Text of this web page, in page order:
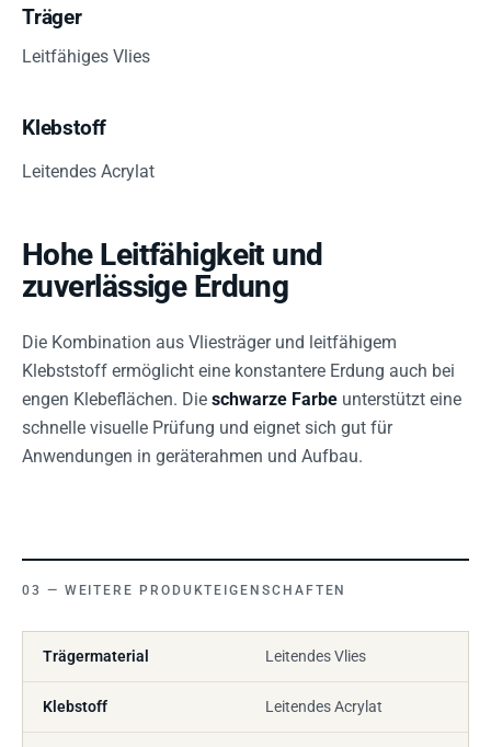
Träger
Leitfähiges Vlies
Klebstoff
Leitendes Acrylat
Hohe Leitfähigkeit und
zuverlässige Erdung
Die Kombination aus Vliesträger und leitfähigem
Klebststoff ermöglicht eine konstantere Erdung auch bei
engen Klebeflächen. Die schwarze Farbe unterstützt eine
schnelle visuelle Prüfung und eignet sich gut für
Anwendungen in geräterahmen und Aufbau.
WEITERE PRODUKTEIGENSCHAFTEN
Trägermaterial Leitendes Vlies
Klebstoff Leitendes Acrylat